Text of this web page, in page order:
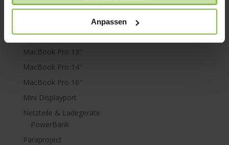
Anpassen
MacBook Air 13"
MacBook Neo
MacBook Pro 13"
MacBook Pro 14"
MacBook Pro 16"
Mini Displayport
Netzteile & Ladegeräte
PowerBank
Paraproject